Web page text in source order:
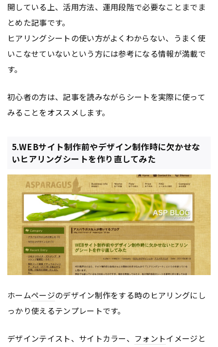
開している上、活用方法、運用段階で必要なことまでま
とめた記事です。
ヒアリングシートの使い方がよくわからない、うまく使
いこなせていないという方には参考になる情報が満載で
す。
初心者の方は、記事を読みながらシートを実際に使って
みることをオススメします。
5.WEBサイト制作前やデザイン制作時に欠かせな
いヒアリングシートを作り直してみた
ホームページのデザイン制作をする時のヒアリングにし
っかり使えるテンプレートです。
デザインテイスト、サイトカラー、 フォントイメージと